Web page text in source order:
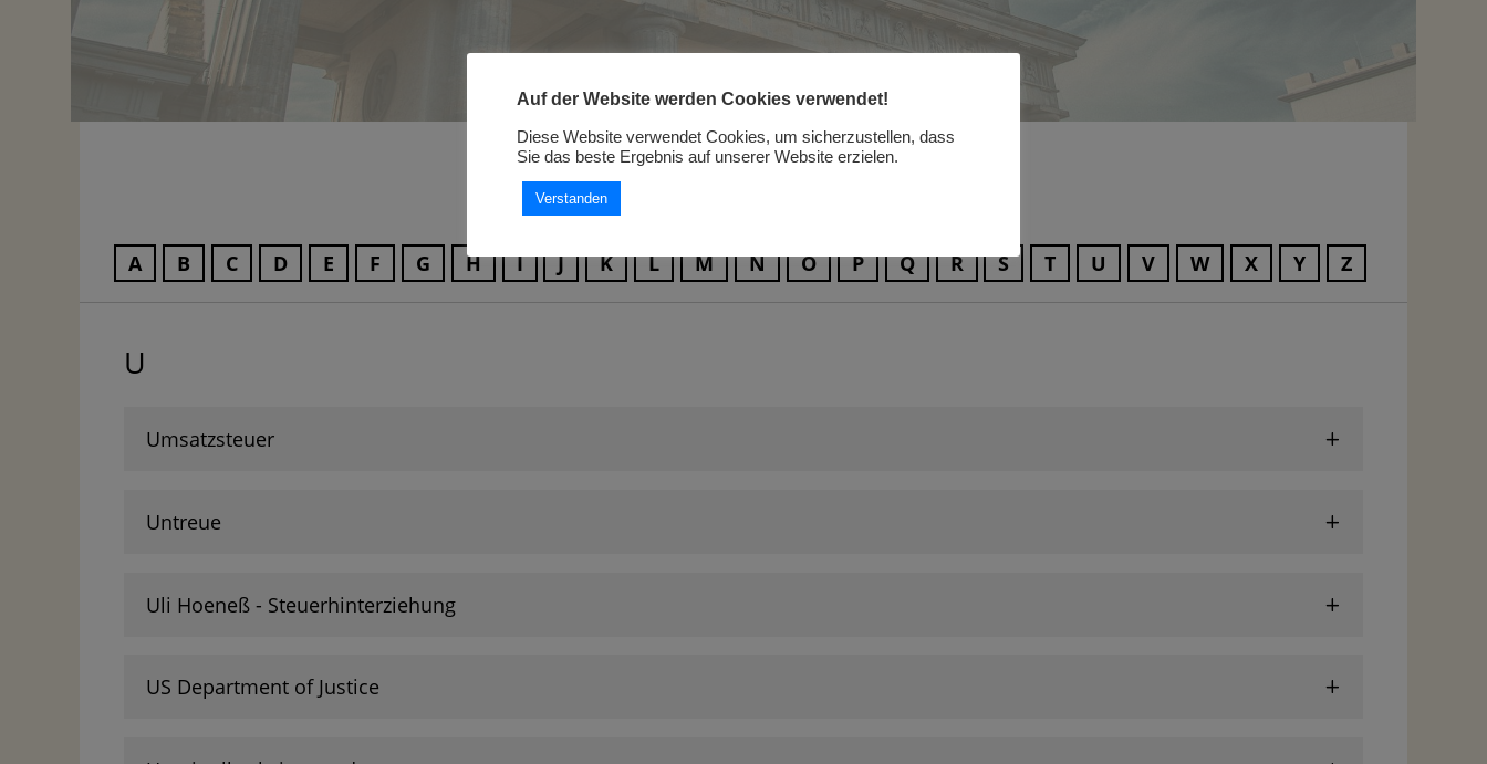
Fachbegriffe
A B C D E F G H I J K L M N O P Q R S T U V W X Y Z
U
Umsatzsteuer
Untreue
Uli Hoeneß - Steuerhinterziehung
US Department of Justice
Auf der Website werden Cookies verwendet!
Diese Website verwendet Cookies, um sicherzustellen, dass
Sie das beste Ergebnis auf unserer Website erzielen.
Verstanden